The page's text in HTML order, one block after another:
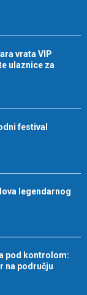
vrata VIP
ulaznice za
festival
legendarnog
pod kontrolom:
na području